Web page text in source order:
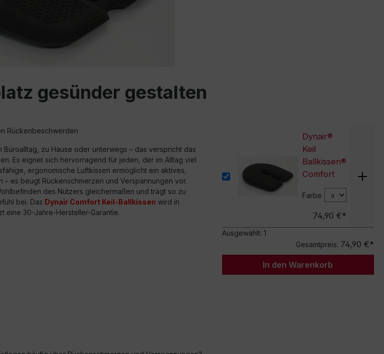
gesünder gestalten
Rückenbeschwerden
Büroalltag, zu Hause oder unterwegs – das verspricht das
Es eignet sich hervorragend für jeden, der im Alltag viel
ergonomische Luftkissen ermöglicht ein aktives,
– es beugt Rückenschmerzen und Verspannungen vor.
des Nutzers gleichermaßen und trägt so zu
bei. Das Dynair Comfort Keil-Ballkissen wird in
eine 30-Jahre-Hersteller-Garantie.
Dynair®
Keil
Ballkissen®
Comfort
Farbe
74,90 €*
Ausgewählt: 1
Gesamtpreis: 74,90 €*
In den Warenkorb